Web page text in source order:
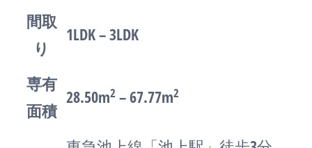
間取
り
1LDK – 3LDK
専有
面積
28.50m2 – 67.77m2